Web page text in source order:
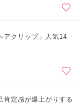
アクリップ」人気14
肯定感が爆上がりする